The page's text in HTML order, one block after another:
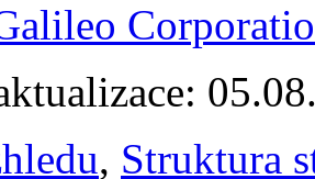
, Struktura